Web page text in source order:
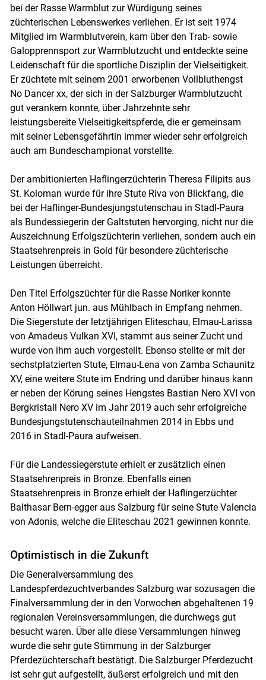
bei der Rasse Warmblut zur Würdigung seines
züchterischen Lebenswerkes verliehen. Er ist seit 1974
Mitglied im Warmblutverein, kam über den Trab- sowie
Galopprennsport zur Warmblutzucht und entdeckte seine
Leidenschaft für die sportliche Disziplin der Vielseitigkeit.
Er züchtete mit seinem 2001 erworbenen Vollbluthengst
No Dancer xx, der sich in der Salzburger Warmblutzucht
gut verankern konnte, über Jahrzehnte sehr
leistungsbereite Vielseitigkeitspferde, die er gemeinsam
mit seiner Lebensgefährtin immer wieder sehr erfolgreich
auch am Bundeschampionat vorstellte.
Der ambitionierten Haflingerzüchterin Theresa Filipits aus
St. Koloman wurde für ihre Stute Riva von Blickfang, die
bei der Haflinger-Bundesjungstutenschau in Stadl-Paura
als Bundessiegerin der Galtstuten hervorging, nicht nur die
Auszeichnung Erfolgszüchterin verliehen, sondern auch ein
Staatsehrenpreis in Gold für besondere züchterische
Leistungen überreicht.
Den Titel Erfolgszüchter für die Rasse Noriker konnte
Anton Höllwart jun. aus Mühlbach in Empfang nehmen.
Die Siegerstute der letztjährigen Eliteschau, Elmau-Larissa
von Amadeus Vulkan XVI, stammt aus seiner Zucht und
wurde von ihm auch vorgestellt. Ebenso stellte er mit der
sechstplatzierten Stute, Elmau-Lena von Zamba Schaunitz
XV, eine weitere Stute im Endring und darüber hinaus kann
er neben der Körung seines Hengstes Bastian Nero XVI von
Bergkristall Nero XV im Jahr 2019 auch sehr erfolgreiche
Bundesjungstutenschauteilnahmen 2014 in Ebbs und
2016 in Stadl-Paura aufweisen.
Für die Landessiegerstute erhielt er zusätzlich einen
Staatsehrenpreis in Bronze. Ebenfalls einen
Staatsehrenpreis in Bronze erhielt der Haflingerzüchter
Balthasar Bern-egger aus Salzburg für seine Stute Valencia
von Adonis, welche die Eliteschau 2021 gewinnen konnte.
Optimistisch in die Zukunft
Die Generalversammlung des
Landespferdezuchtverbandes Salzburg war sozusagen die
Finalversammlung der in den Vorwochen abgehaltenen 19
regionalen Vereinsversammlungen, die durchwegs gut
besucht waren. Über alle diese Versammlungen hinweg
wurde die sehr gute Stimmung in der Salzburger
Pferdezüchterschaft bestätigt. Die Salzburger Pferdezucht
ist sehr gut aufgestellt, äußerst erfolgreich und mit den